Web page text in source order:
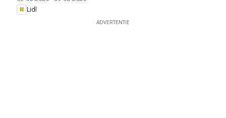
Lidl
ADVERTENTIE